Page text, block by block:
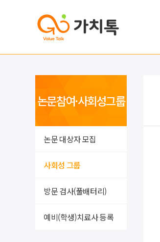
논문참여·사회성그룹
논문 대상자 모집
사회성 그룹
방문 검사(풀배터리)
예비(학생)치료사 등록